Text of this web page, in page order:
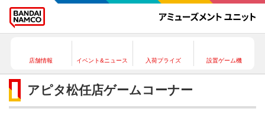
店舗情報 イベント&ニュース 入荷プライズ 設置ゲーム機
アピタ松任店ゲームコーナー